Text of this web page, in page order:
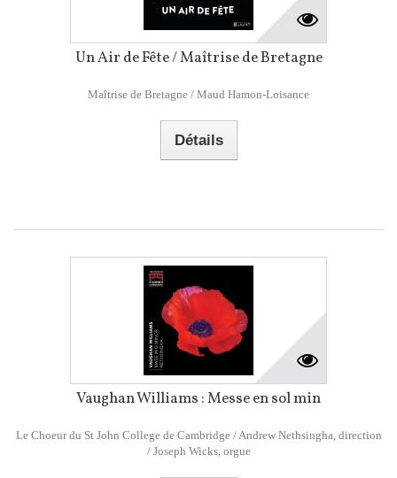
Un Air de Fête / Maîtrise de Bretagne
Maîtrise de Bretagne / Maud Hamon-Loisance
Détails
Vaughan Williams : Messe en sol min
Le Choeur du St John College de Cambridge / Andrew Nethsingha, direction
/ Joseph Wicks, orgue